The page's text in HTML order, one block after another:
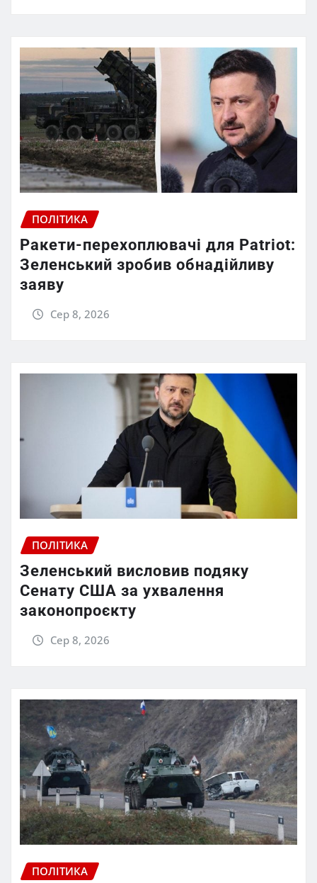
ПОЛІТИКА
Ракети-перехоплювачі для Patriot:
Зеленський зробив обнадійливу
заяву
Сер 8, 2026
ПОЛІТИКА
Зеленський висловив подяку
Сенату США за ухвалення
законопроєкту
Сер 8, 2026
ПОЛІТИКА